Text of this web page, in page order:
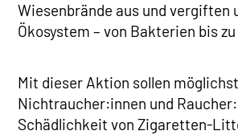
Wiesenbrände aus und vergiften
Ökosystem – von Bakterien bis
Mit dieser Aktion sollen
Nichtraucher:innen und
Schädlichkeit von Zigaretten-